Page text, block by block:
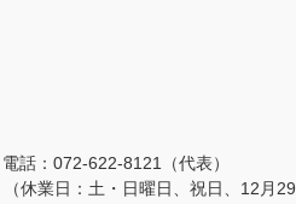
電話：072-622-8121（代表）
（休業日：土・日曜日、祝日、12月